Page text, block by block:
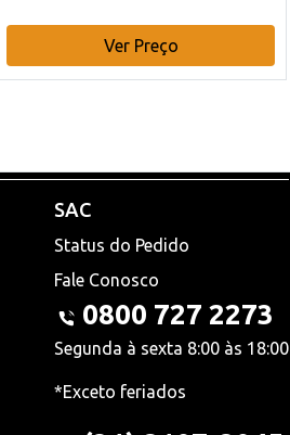
Ver Preço
SAC
Status do Pedido
Fale Conosco
0800 727 2273
Segunda à sexta 8:00 às 18:00
*Exceto feriados